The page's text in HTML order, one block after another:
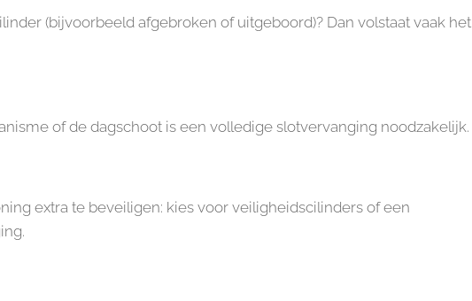
(bijvoorbeeld afgebroken of uitgeboord)? Dan volstaat vaak het
of de dagschoot is een volledige slotvervanging noodzakelijk.
extra te beveiligen: kies voor veiligheidscilinders of een